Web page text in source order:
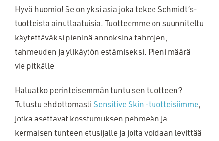
Hyvä huomio! Se on yksi asia joka tekee Schmidt’s-
tuotteista ainutlaatuisia. Tuotteemme on suunniteltu
käytettäväksi pieninä annoksina tahrojen,
tahmeuden ja ylikäytön estämiseksi. Pieni määrä
vie pitkälle
Haluatko perinteisemmän tuntuisen tuotteen?
Tutustu ehdottomasti Sensitive Skin ‑tuotteisiimme,
jotka asettavat kosstumuksen pehmeän ja
kermaisen tunteen etusijalle ja joita voidaan levittää